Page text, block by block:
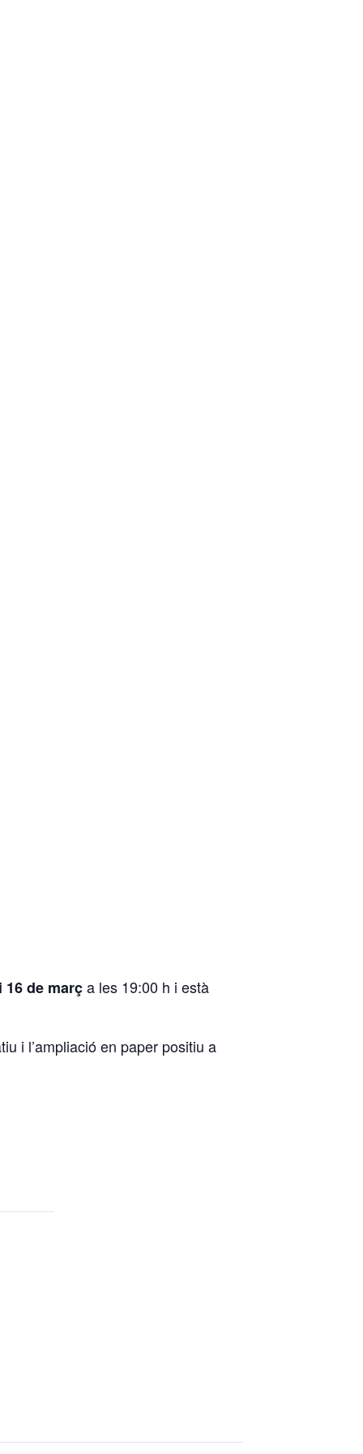
de marça les 19:00 h i està
i l’ampliació en paper positiu a